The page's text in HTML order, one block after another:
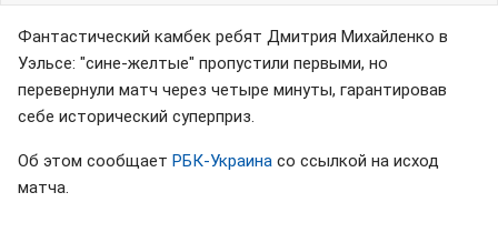
Фантастический камбек ребят Дмитрия Михайленко в
Уэльсе: "сине-желтые" пропустили первыми, но
перевернули матч через четыре минуты, гарантировав
себе исторический суперприз.
Об этом сообщает РБК-Украина со ссылкой на исход
матча.